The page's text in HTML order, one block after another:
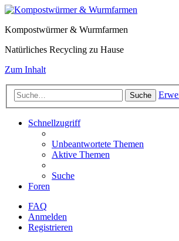
Kompostwürmer & Wurmfarmen
Natürliches Recycling zu Hause
Zum Inhalt
Suche
Schnellzugriff
Unbeantwortete Themen
Aktive Themen
Suche
Foren
FAQ
Anmelden
Registrieren